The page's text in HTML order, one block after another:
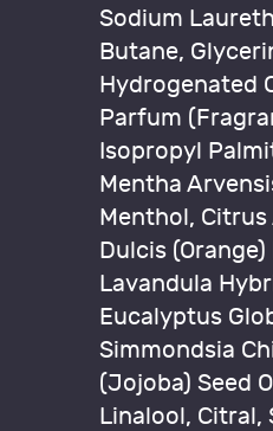
Sodium
Butane,
Hydrogenated
Parfum
Isopropyl
Mentha
Menthol,
Dulcis (Orange)
Lavandula
Eucalyptus
Simmondsia
(Jojoba) Seed
Linalool, Citral,